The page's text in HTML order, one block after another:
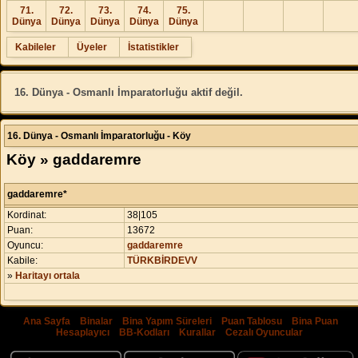
71.
Dünya
72.
Dünya
73.
Dünya
74.
Dünya
75.
Dünya
Kabileler Üyeler İstatistikler
16. Dünya - Osmanlı İmparatorluğu aktif değil.
16. Dünya - Osmanlı İmparatorluğu - Köy
Köy » gaddaremre
gaddaremre*
Kordinat:
38|105
Puan:
13672
Oyuncu:
gaddaremre
Kabile:
TÜRKBİRDEVV
» Haritayı ortala
Ana Sayfa| Binalar| Bina Yapım Süreleri| Puan Tablosu|
Bina Puan
Hesaplayıcı| BB-Kodları| Kurallar| Cezalı Oyuncular